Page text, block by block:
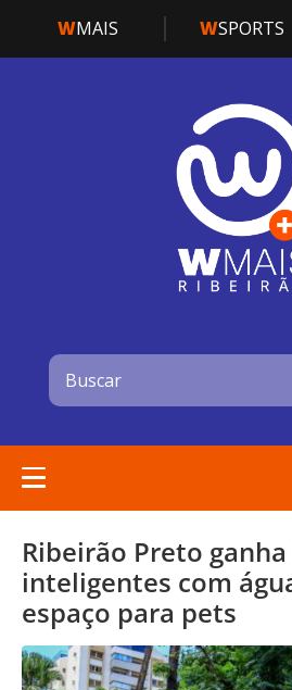
WMAIS WSPORTS
Ribeirão Preto
inteligentes com
espaço para pets